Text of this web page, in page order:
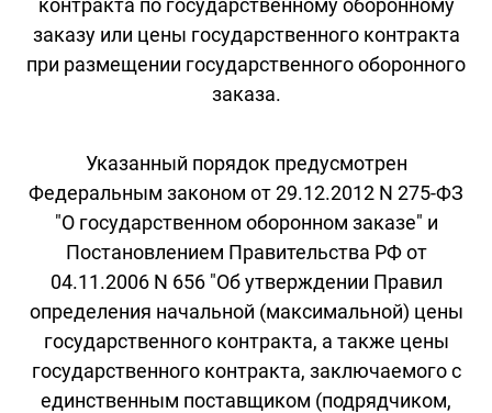
контракта по государственному оборонному
заказу или цены государственного контракта
при размещении государственного оборонного
заказа.
Указанный порядок предусмотрен
Федеральным законом от 29.12.2012 N 275-ФЗ
"О государственном оборонном заказе" и
Постановлением Правительства РФ от
04.11.2006 N 656 "Об утверждении Правил
определения начальной (максимальной) цены
государственного контракта, а также цены
государственного контракта, заключаемого с
единственным поставщиком (подрядчиком,